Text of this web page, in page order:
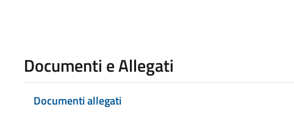
Documenti e Allegati
Documenti allegati